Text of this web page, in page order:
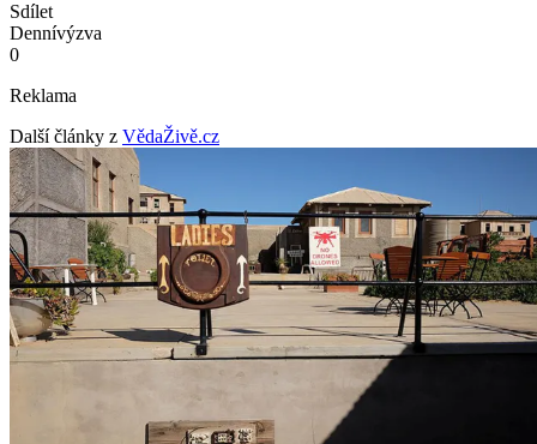
Sdílet
Dennívýzva
0
Reklama
Další články z VědaŽivě.cz